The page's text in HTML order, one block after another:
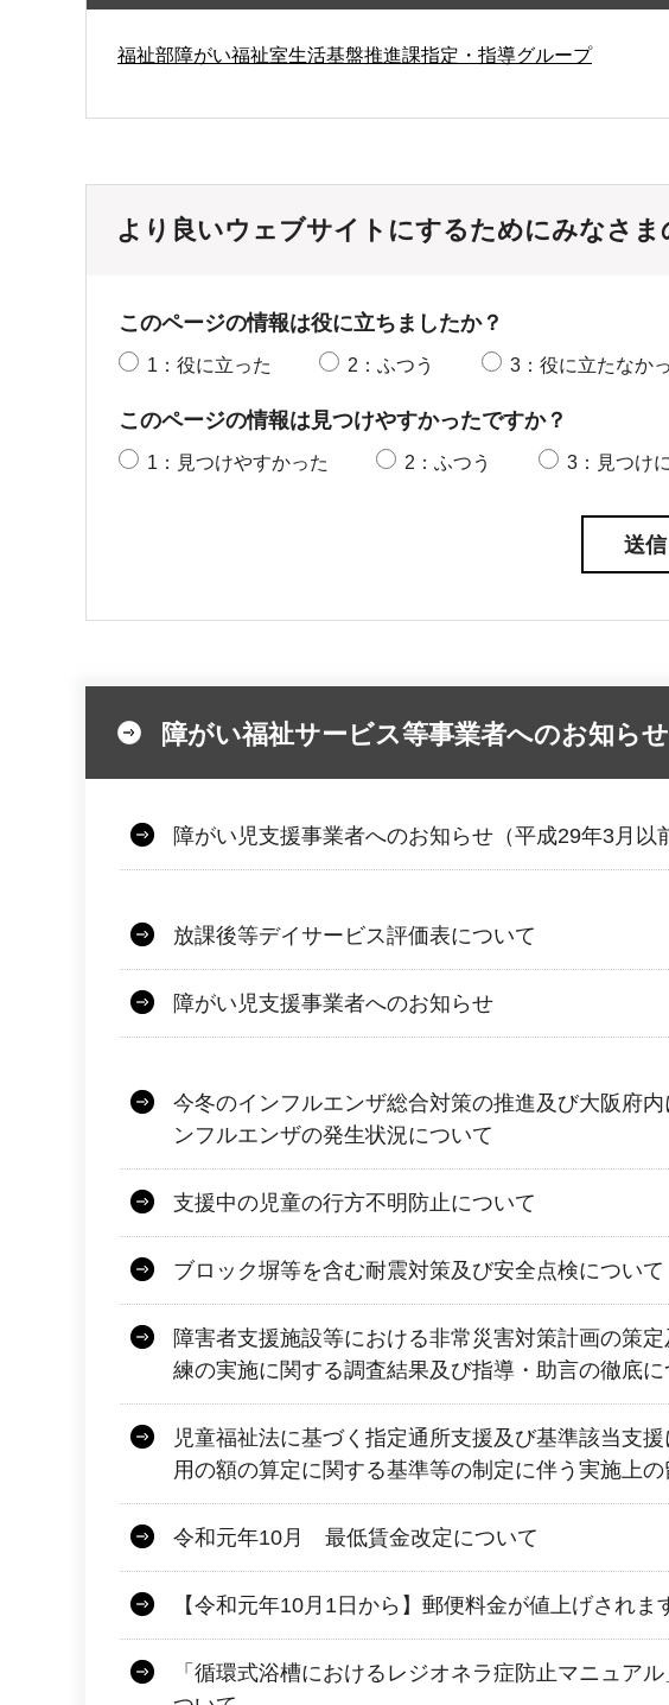
福祉部障がい福祉室生活基盤推進課指定・指導グループ
より良いウェブサイトにするためにみなさ
このページの情報は役に立ちましたか？
1：役に立った 2：ふつう 3：役に立たなか
このページの情報は見つけやすかったですか？
1：見つけやすかった 2：ふつう 3：見つけ
障がい福祉サービス等事業者へのお知らせ
障がい児支援事業者へのお知らせ（平成29年3月以
放課後等デイサービス評価表について
障がい児支援事業者へのお知らせ
今冬のインフルエンザ総合対策の推進及び大阪府内
ンフルエンザの発生状況について
支援中の児童の行方不明防止について
ブロック塀等を含む耐震対策及び安全点検について
障害者支援施設等における非常災害対策計画の策定
練の実施に関する調査結果及び指導・助言の徹底に
児童福祉法に基づく指定通所支援及び基準該当支
用の額の算定に関する基準等の制定に伴う実施上
令和元年10月 最低賃金改定について
【令和元年10月1日から】郵便料金が値上げされま
「循環式浴槽におけるレジオネラ症防止マニュア